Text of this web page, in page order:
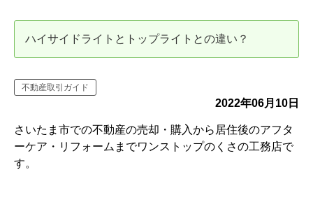
ハイサイドライトとトップライトとの違い？
不動産取引ガイド
2022年06月10日
さいたま市での不動産の売却・購入から居住後のアフタ
ーケア・リフォームまでワンストップのくさの工務店で
す。